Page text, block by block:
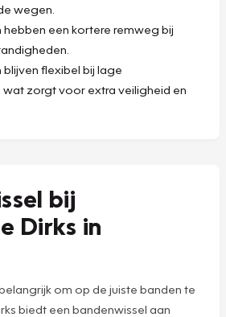
wegen.
een kortere remweg bij
flexibel bij lage
wat zorgt voor extra veiligheid en
bij
Dirks in
om op de juiste banden te
biedt een bandenwissel aan